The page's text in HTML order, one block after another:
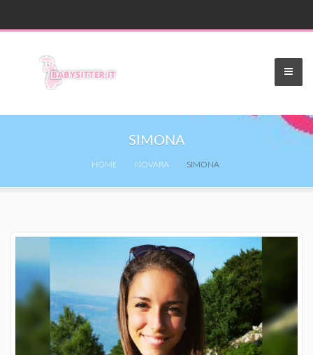
SIMONA
HOME NOVARA SIMONA